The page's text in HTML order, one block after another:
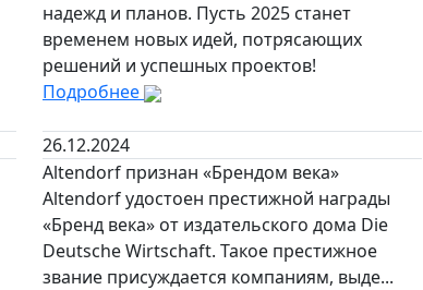
надежд и планов. Пусть 2025 станет
временем новых идей, потрясающих
решений и успешных проектов!
Подробнее
26.12.2024
Altendorf признан «Брендом века»
Altendorf удостоен престижной награды
«Бренд века» от издательского дома Die
Deutsche Wirtschaft. Такое престижное
звание присуждается компаниям, выде...